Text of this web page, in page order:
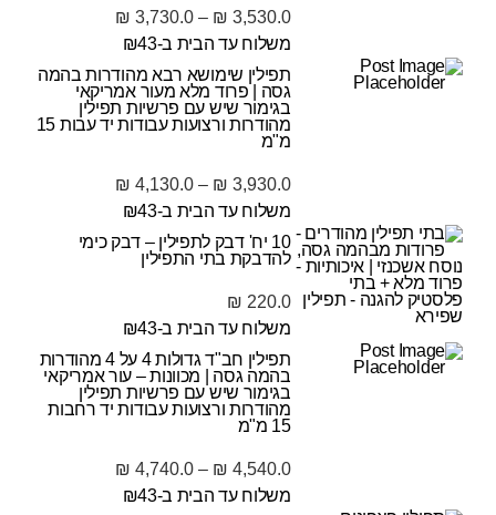
3,530.0
₪
–
3,730.0
₪
משלוח עד הבית ב-₪43
תפילין שימושא רבא מהודרות בהמה
גסה | פרוד מלא מעור אמריקאי
בגימור שיש עם פרשיות תפילין
מהודרות ורצועות עבודות יד עבות 15
מ"מ
3,930.0
₪
–
4,130.0
₪
משלוח עד הבית ב-₪43
10 יח' דבק לתפילין – דבק כימי
להדבקת בתי התפילין
220.0
₪
משלוח עד הבית ב-₪43
תפילין חב"ד גדולות 4 על 4 מהודרות
בהמה גסה | מכוונות – עור אמריקאי
בגימור שיש עם פרשיות תפילין
מהודרות ורצועות עבודות יד רחבות
15 מ"מ
4,540.0
₪
–
4,740.0
₪
משלוח עד הבית ב-₪43